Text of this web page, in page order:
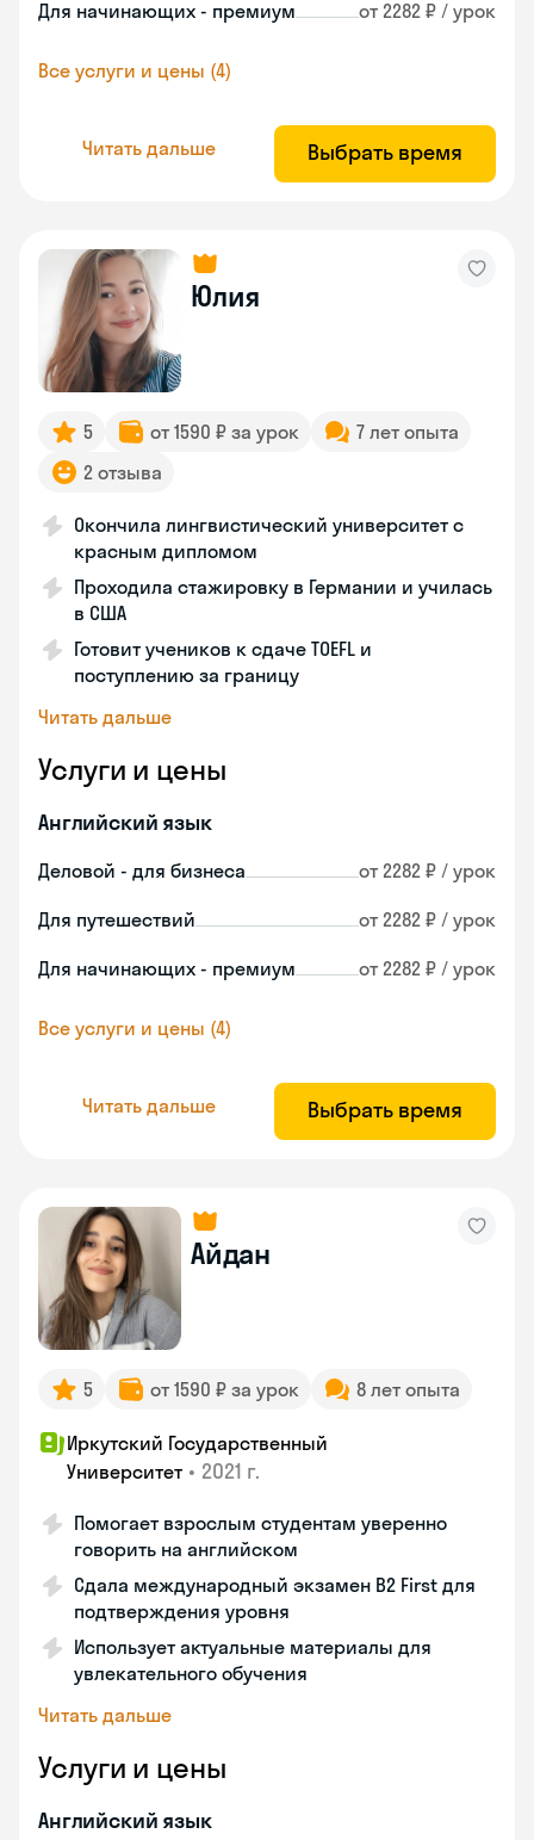
Для начинающих - премиум от 2282 ₽ / урок
Все услуги и цены (4)
Читать дальше Выбрать время
Юлия
5 от 1590 ₽ за урок
7 лет опыта
2 отзыва
Окончила лингвистический университет с
красным дипломом
Проходила стажировку в Германии и училась
в США
Готовит учеников к сдаче TOEFL и
поступлению за границу
Читать дальше
Услуги и цены
Английский язык
Деловой - для бизнеса от 2282 ₽ / урок
Для путешествий от 2282 ₽ / урок
Для начинающих - премиум от 2282 ₽ / урок
Все услуги и цены (4)
Читать дальше Выбрать время
Айдан
5 от 1590 ₽ за урок 8 лет опыта
Иркутский Государственный
Университет • 2021 г.
Помогает взрослым студентам уверенно
говорить на английском
Сдала международный экзамен B2 First для
подтверждения уровня
Использует актуальные материалы для
увлекательного обучения
Читать дальше
Услуги и цены
Английский язык